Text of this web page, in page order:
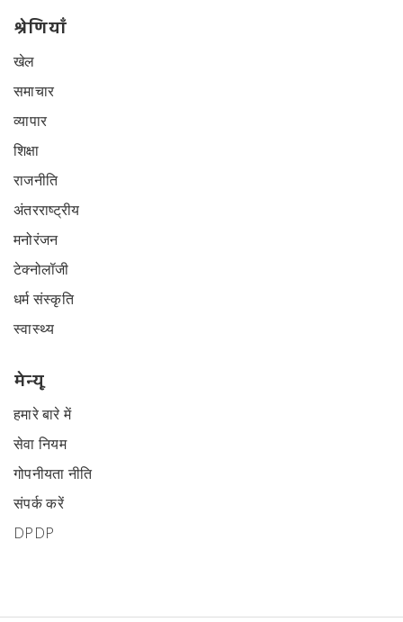
श्रेणियाँ
खेल
समाचार
व्यापार
शिक्षा
राजनीति
अंतरराष्ट्रीय
मनोरंजन
टेक्नोलॉजी
धर्म संस्कृति
स्वास्थ्य
मेन्यू
हमारे बारे में
सेवा नियम
गोपनीयता नीति
संपर्क करें
DPDP